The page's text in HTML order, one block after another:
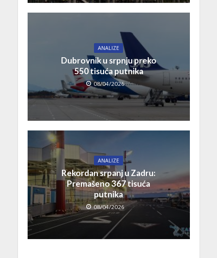
ANALIZE
Dubrovnik u srpnju preko
550 tisuća putnika
08/04/2026
ANALIZE
Rekordan srpanj u Zadru:
Premašeno 367 tisuća
putnika
08/04/2026